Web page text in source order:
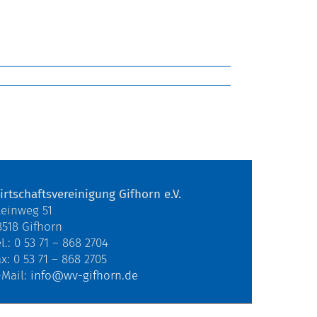
Gifhorn e.V.
51
Gifhorn
0 53 71 – 868 2704
0 53 71 – 868 2705
info@wv-gifhorn.de